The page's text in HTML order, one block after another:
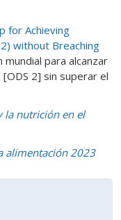
for Achieving
without Breaching
mundial para alcanzar
2] sin superar el
la nutrición en el
alimentación 2023